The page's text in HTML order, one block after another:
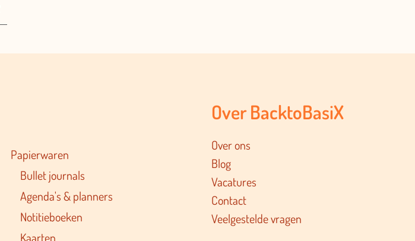
Papierwaren
Bullet journals
Agenda's & planners
Notitieboeken
Kaarten
Over BacktoBasiX
Over ons
Blog
Vacatures
Contact
Veelgestelde vragen